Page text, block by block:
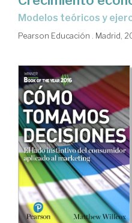
modelos teóricos y
Pearson Educación . Madrid,